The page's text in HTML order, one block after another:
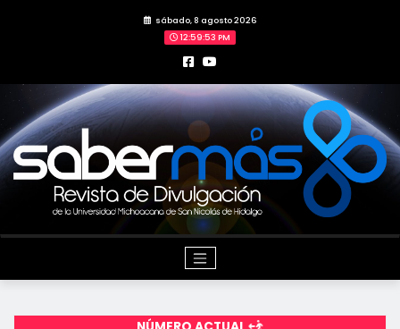
sábado, 8 agosto 2026
12:59:55 PM